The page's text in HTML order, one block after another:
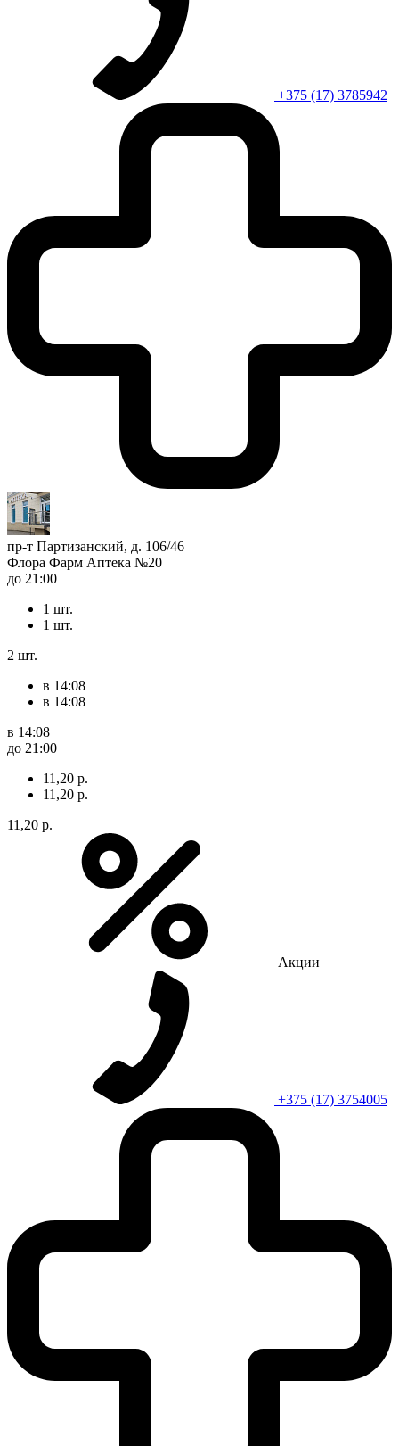
+375 (17) 3785942
пр-т Партизанский, д. 106/46
Флора Фарм Аптека №20
до 21:00
1 шт.
1 шт.
2 шт.
в 14:08
в 14:08
в 14:08
до 21:00
11,20 р.
11,20 р.
11,20 р.
Акции
+375 (17) 3754005